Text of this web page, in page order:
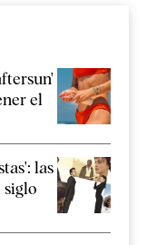
el
las
siglo